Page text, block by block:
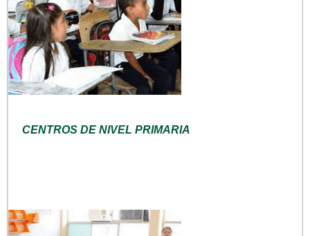
CENTROS DE NIVEL PRIMARIA